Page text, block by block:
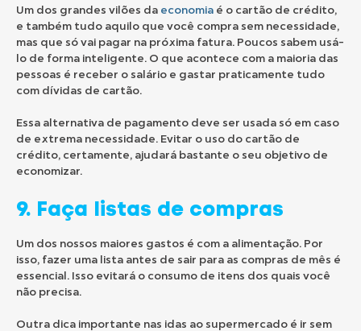
Um dos grandes vilões da economia é o cartão de crédito,
e também tudo aquilo que você compra sem necessidade,
mas que só vai pagar na próxima fatura. Poucos sabem usá-
lo de forma inteligente. O que acontece com a maioria das
pessoas é receber o salário e gastar praticamente tudo
com dívidas de cartão.
Essa alternativa de pagamento deve ser usada só em caso
de extrema necessidade. Evitar o uso do cartão de
crédito, certamente, ajudará bastante o seu objetivo de
economizar.
9. Faça listas de compras
Um dos nossos maiores gastos é com a alimentação. Por
isso, fazer uma lista antes de sair para as compras de mês é
essencial. Isso evitará o consumo de itens dos quais você
não precisa.
Outra dica importante nas idas ao supermercado é ir sem